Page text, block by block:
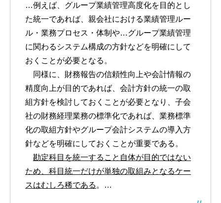
…例えば、グループ業績管理高度化を目的とし
た統一であれば、親会社における業績管理ルー
ル・業務プロセス・体制や…グループ業績管理
に関わるシステム構成の方針などを明確にして
おくことが必要となる。
同様に、財務報告の信頼性向上や会計情報の
精度向上が目的であれば、会計方針の統一の取
組方針を検討しておくことが必要となり、子会
社の財務経理業務の標準化であれば、業務標準
化の取組方針やグループ会計システムの導入方
針などを明確にしておくことが重要である。
勘定科目を統一すること自体が目的ではない
ため、科目統一だけが単独の取組みとなるケー
スはむしろ稀である 。…